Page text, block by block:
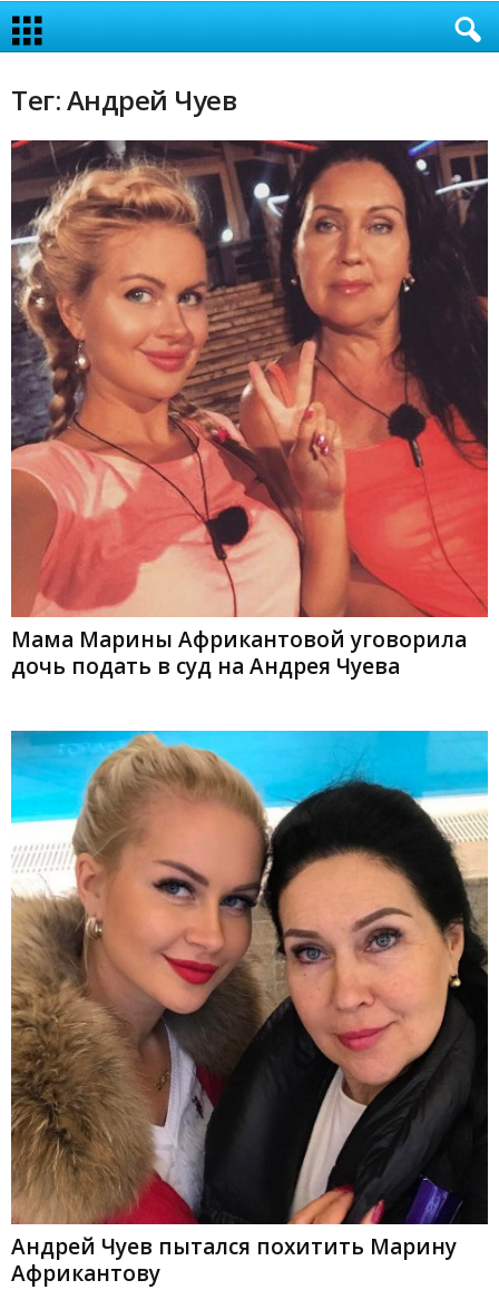
Тег: Андрей Чуев
Мама Марины Африкантовой уговорила
дочь подать в суд на Андрея Чуева
Андрей Чуев пытался похитить Марину
Африкантову